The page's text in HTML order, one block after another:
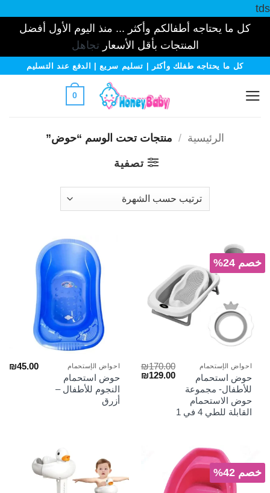
tds
كل ما يحتاجه أطفالكم وأكثر ... منذ اليوم الأول أفضل
المنتجات بأقل الأسعارتجاهل
تخطيكل ما يحتاجه طفلك وأكثر | تسليم سريع | الدفع عند التسليم
0
الرئيسية / منتجات تحت الوسم “حوض”
تصفية
خصم 24%
احواض الإستحمام
حوض استحمام
للأطفال- مجموعة
حوض الاستحمام
القابلة للطي 4 في 1
₪170.00
السعر ₪129.00
الحالي
احواض الإستحمام
حوض استحمام
النجوم للأطفال –
أزرق
₪45.00
خصم 42%